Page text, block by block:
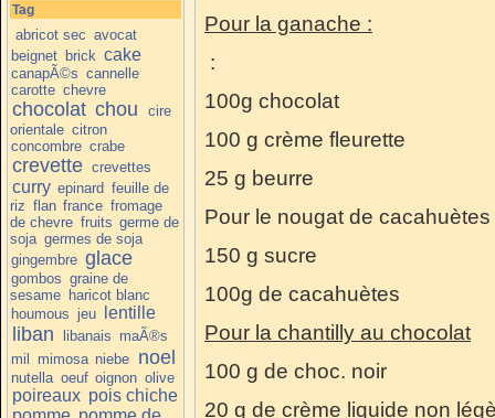
Tag
abricot sec avocat
beignet brick cake
canapÃ©s cannelle
carotte chevre
chocolat chou
cire
orientale citron
concombre crabe
crevette crevettes
curry epinard feuille de
riz flan france fromage
de chevre fruits germe de
soja germes de soja
gingembre glace
gombos graine de
sesame haricot blanc
houmous jeu lentille
liban libanais maÃ®s
mil mimosa niebe noel
nutella oeuf oignon olive
poireaux pois chiche
Pour la ganache :
:
100g chocolat
100 g crème fleurette
25 g beurre
Pour le nougat de cacahuètes
150 g sucre
100g de cacahuètes
Pour la chantilly au chocolat
100 g de choc. noir
20 g de crème liquide non